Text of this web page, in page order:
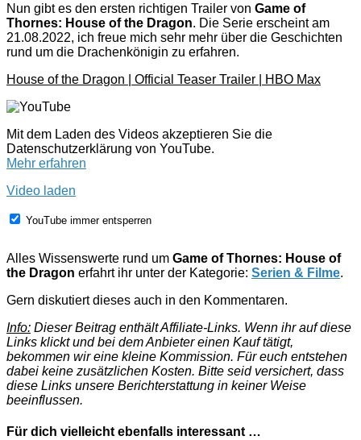
Nun gibt es den ersten richtigen Trailer von Game of
Thornes: House of the Dragon. Die Serie erscheint am
21.08.2022, ich freue mich sehr mehr über die Geschichten
rund um die Drachenkönigin zu erfahren.
House of the Dragon | Official Teaser Trailer | HBO Max
Mit dem Laden des Videos akzeptieren Sie die
Datenschutzerklärung von YouTube.
Mehr erfahren
Video laden
YouTube immer entsperren
Alles Wissenswerte rund um Game of Thornes: House of
the Dragon erfahrt ihr unter der Kategorie: Serien & Filme.
Gern diskutiert dieses auch in den Kommentaren.
Info: Dieser Beitrag enthält Affiliate-Links. Wenn ihr auf diese
Links klickt und bei dem Anbieter einen Kauf tätigt,
bekommen wir eine kleine Kommission. Für euch entstehen
dabei keine zusätzlichen Kosten. Bitte seid versichert, dass
diese Links unsere Berichterstattung in keiner Weise
beeinflussen.
Für dich vielleicht ebenfalls interessant …